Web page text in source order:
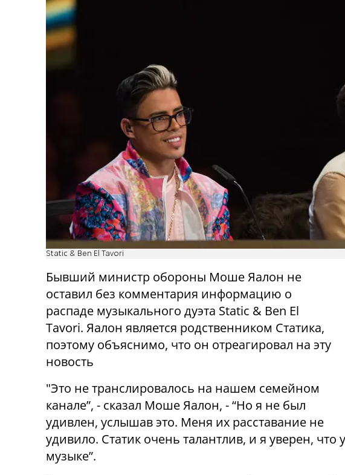
Static & Ben El Tavori
Бывший министр обороны Моше Яалон не
оставил без комментария информацию о
распаде музыкального дуэта Static & Ben El
Tavori. Яалон является родственником Статика,
поэтому объяснимо, что он отреагировал на эту
новость
"Это не транслировалось на нашем семейном
канале”, - сказал Моше Яалон, - “Но я не был
удивлен, услышав это. Меня их расставание не
удивило. Статик очень талантлив, и я уверен, что
музыке”.